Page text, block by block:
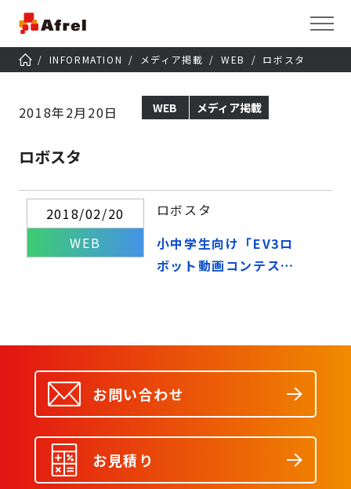
INFORMATION メディア掲載 WEB ロボスタ
2018年2月20日 WEB メディア掲載
ロボスタ
2018/02/20
WEB
ロボスタ
小中学生向け「EV3ロ
ボット動画コンテスト
お問い合わせ
お見積り